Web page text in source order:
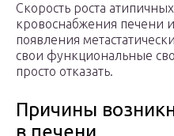
Скорость роста
кровоснабжения печени
появления
свои функциональные
просто отказать.
Причины